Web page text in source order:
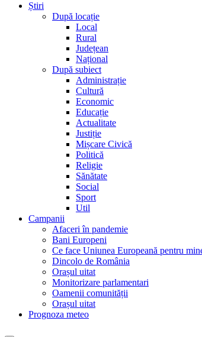
Știri
După locație
Local
Rural
Județean
Național
După subiect
Administrație
Cultură
Economic
Educație
Actualitate
Justiție
Mișcare Civică
Politică
Religie
Sănătate
Social
Sport
Util
Campanii
Afaceri în pandemie
Bani Europeni
Ce face Uniunea Europeană pentru
Dincolo de România
Orașul uitat
Monitorizare parlamentari
Oamenii comunității
Orașul uitat
Prognoza meteo